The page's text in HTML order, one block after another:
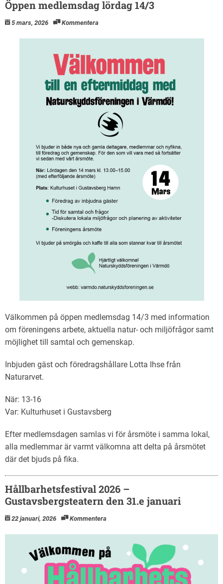
Öppen medlemsdag lördag 14/3
5 mars, 2026 Kommentera
Välkommen på öppen medlemsdag 14/3 med information
om föreningens arbete, aktuella natur- och miljöfrågor samt
möjlighet till samtal och gemenskap.
Inbjuden gäst och föredragshållare Lotta Ihse från
Naturarvet.
När: 13-16
Var: Kulturhuset i Gustavsberg
Efter medlemsdagen samlas vi för årsmöte i samma lokal,
alla medlemmar är varmt välkomna att delta på årsmötet
där det bjuds på fika.
Hållbarhetsfestival 2026 –
Gustavsbergsteatern den 31.e januari
22 januari, 2026 Kommentera